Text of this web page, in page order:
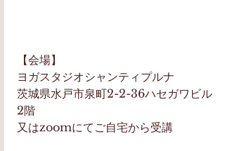
【会場】
ヨガスタジオシャンティプルナ
茨城県水戸市泉町2-2-36ハセガワビル
2階
又はzoomにてご自宅から受講